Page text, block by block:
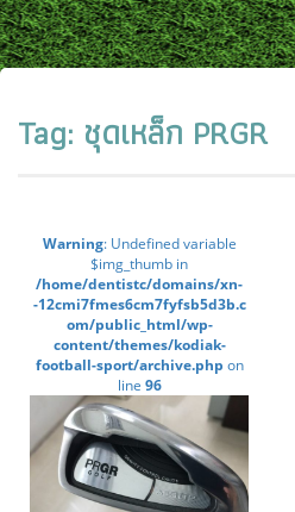
Tag: ชุดเหล็ก PRGR
Warning: Undefined variable
$img_thumb in
/home/dentistc/domains/xn-
-12cmi7fmes6cm7fyfsb5d3b.c
om/public_html/wp-
content/themes/kodiak-
football-sport/archive.php on
line 96